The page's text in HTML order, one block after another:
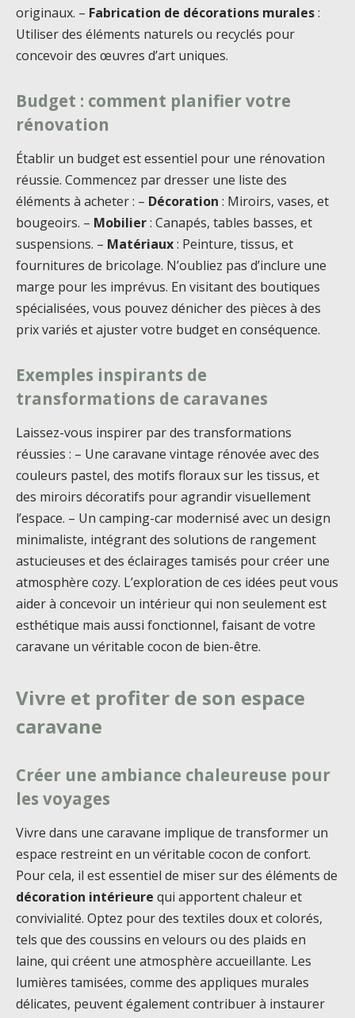
originaux. – Fabrication de décorations murales:
Utiliser des éléments naturels ou recyclés pour
concevoir des œuvres d’art uniques.
Budget : comment planifier votre
rénovation
Établir un budget est essentiel pour une rénovation
réussie. Commencez par dresser une liste des
éléments à acheter : – Décoration : Miroirs, vases, et
bougeoirs. – Mobilier: Canapés, tables basses, et
suspensions. – Matériaux: Peinture, tissus, et
fournitures de bricolage. N’oubliez pas d’inclure une
marge pour les imprévus. En visitant des boutiques
spécialisées, vous pouvez dénicher des pièces à des
prix variés et ajuster votre budget en conséquence.
Exemples inspirants de
transformations de caravanes
Laissez-vous inspirer par des transformations
réussies : – Une caravane vintage rénovée avec des
couleurs pastel, des motifs floraux sur les tissus, et
des miroirs décoratifs pour agrandir visuellement
l’espace. – Un camping-car modernisé avec un design
minimaliste, intégrant des solutions de rangement
astucieuses et des éclairages tamisés pour créer une
atmosphère cozy. L’exploration de ces idées peut vous
aider à concevoir un intérieur qui non seulement est
esthétique mais aussi fonctionnel, faisant de votre
caravane un véritable cocon de bien-être.
Vivre et profiter de son espace
caravane
Créer une ambiance chaleureuse pour
les voyages
Vivre dans une caravane implique de transformer un
espace restreint en un véritable cocon de confort.
Pour cela, il est essentiel de miser sur des éléments de
décoration intérieure qui apportent chaleur et
convivialité. Optez pour des textiles doux et colorés,
tels que des coussins en velours ou des plaids en
laine, qui créent une atmosphère accueillante. Les
lumières tamisées, comme des appliques murales
délicates, peuvent également contribuer à instaurer